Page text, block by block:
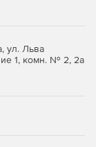
ул. Льва
1, комн. № 2, 2а